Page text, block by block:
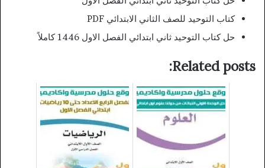
كتاب التوحيد للصف الثاني الابتدائي PDF
حل كتاب التوحيد ثاني ابتدائي الفصل الاول 1446 كاملاً
Related posts: